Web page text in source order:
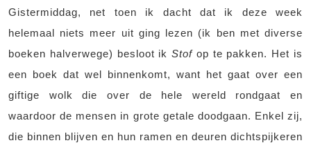
Gistermiddag, net toen ik dacht dat ik deze week
helemaal niets meer uit ging lezen (ik ben met diverse
boeken halverwege) besloot ikStofop te pakken. Het is
een boek dat wel binnenkomt, want het gaat over een
giftige wolk die over de hele wereld rondgaat en
waardoor de mensen in grote getale doodgaan. Enkel zij,
die binnen blijven en hun ramen en deuren dichtspijkeren